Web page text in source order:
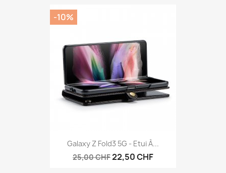
Galaxy Z Fold3 5G - Etui À...
25,00 CHF22,50 CHF
-10%